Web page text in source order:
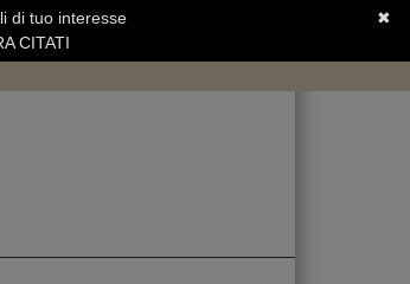
+39.0773.470.562 ✖
di tuo interesse
CITATI